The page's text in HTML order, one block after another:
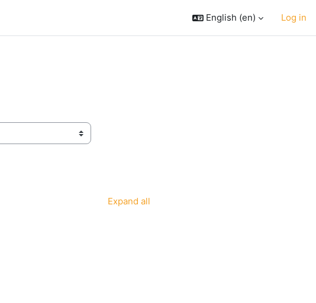
English ‎(en)‎ Log in
Expand all